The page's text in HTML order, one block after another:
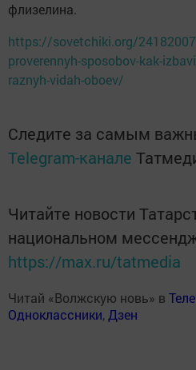
флизелина.
https://sovetchiki.org/
proverennyh-sposobov-kak-
raznyh-vidah-oboev/
Следите за самым
Telegram-канале
Читайте новости
национальном
https://max.ru/tatmedia
Читай «Волжскую новь» в
Одноклассники, Дзен